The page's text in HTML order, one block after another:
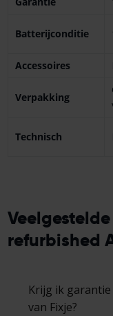
Batterijconditie
Accessoires
Verpakking
Technisch
refurbished
Krijg ik
van Fixje?